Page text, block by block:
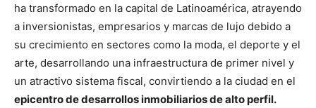
ha transformado en la capital de Latinoamérica, atrayendo
a inversionistas, empresarios y marcas de lujo debido a
su crecimiento en sectores como la moda, el deporte y el
arte, desarrollando una infraestructura de primer nivel y
un atractivo sistema fiscal, convirtiendo a la ciudad en el
epicentro de desarrollos inmobiliarios de alto perfil.